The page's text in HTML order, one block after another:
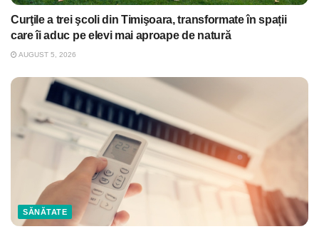
Curţile a trei şcoli din Timişoara, transformate în spații
care îi aduc pe elevi mai aproape de natură
AUGUST 5, 2026
SĂNĂTATE